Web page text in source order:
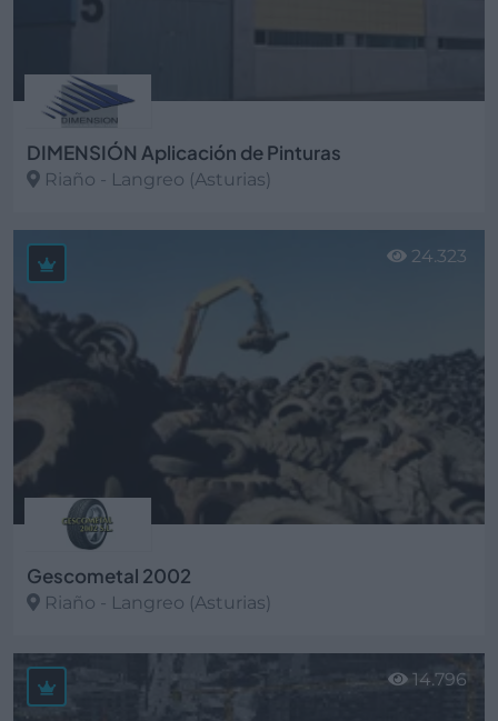
DIMENSIÓN Aplicación de Pinturas
Riaño - Langreo (Asturias)
Ver más
Gescometal 2002
Riaño - Langreo (Asturias)
Ver más
24.323
14.796